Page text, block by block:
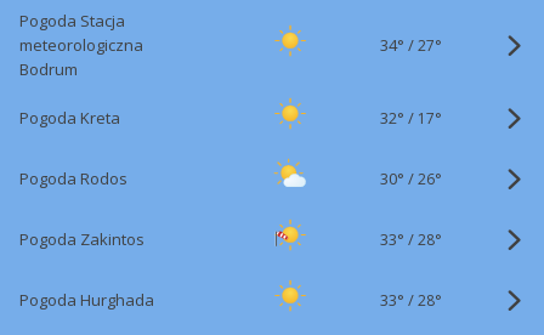
Pogoda Stacja
meteorologiczna
Bodrum
34° /27°
Pogoda Kreta 32° / 17°
Pogoda Rodos 30° /26°
Pogoda Zakintos 33° /28°
Pogoda Hurghada 33° /28°